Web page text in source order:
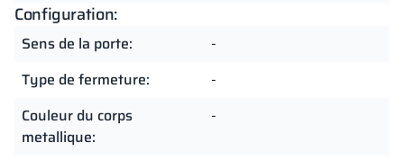
Configuration:
Sens de la porte:
-
Type de fermeture:
-
Couleur du corps
metallique:
-